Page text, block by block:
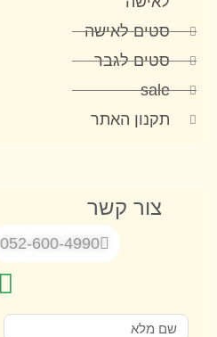
סטים לאישה
סטים לגבר
sale
תקנון האתר
צור קשר
052-600-4990